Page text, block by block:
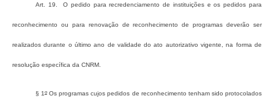
Art. 19. O pedido para recredenciamento de instituições e os pedidos para
reconhecimento ou para renovação de reconhecimento de programas deverão ser
realizados durante o último ano de validade do ato autorizativo vigente, na forma de
resolução específica da CNRM.
§ 1oOs programas cujos pedidos de reconhecimento tenham sido protocolados